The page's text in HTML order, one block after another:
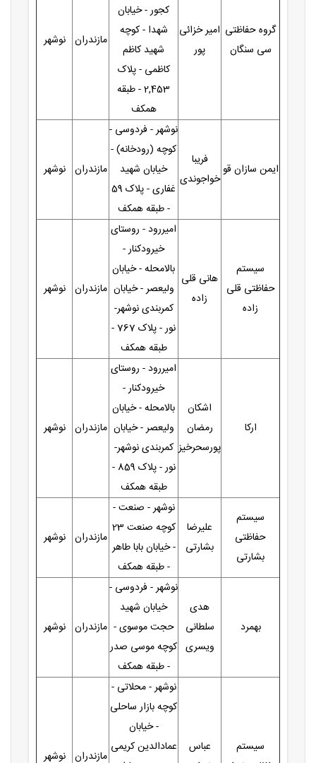
گروه حفاظتی
سی سنگان
امیر خزائی
پور
کجور - خیابان
شهدا - کوچه
شهید کاظم
کاظمی - پلاک
2,453 - طبقه
همکف
مازندران نوشهر
ایمن سازان قو
فریبا
خواجوندی
نوشهر - فردوسی -
کوچه (رودخانه) -
خیابان شهید
غفاری - پلاک 59
- طبقه همکف
مازندران نوشهر
سیستم
حفاظتی قلی
زاده
هانی قلی
زاده
امیررود - روستای
خیرودکنار -
بالامحله - خیابان
ولیعصر - خیابان
کمربندی نوشهر-
نور - پلاک 767 -
طبقه همکف
مازندران نوشهر
ارکا
اشکان
رمضان
پورسحرخیز
امیررود - روستای
خیرودکنار -
بالامحله - خیابان
ولیعصر - خیابان
کمربندی نوشهر-
نور - پلاک 859 -
طبقه همکف
مازندران نوشهر
سیستم
حفاظتی
بشارتی
علیرضا
بشارتی
نوشهر - صنعت -
کوچه صنعت 23
- خیابان بابا طاهر
- طبقه همکف
مازندران نوشهر
بهمرد
هدی
سلطانی
ویسری
نوشهر - فردوسی -
خیابان شهید
حجت موسوی -
کوچه موسی صدر
- طبقه همکف
مازندران نوشهر
سیستم
عباس
نوشهر - محلاتی -
کوچه بازار ساحلی
- خیابان
عمادالدین کریمی
مازندران نوشهر